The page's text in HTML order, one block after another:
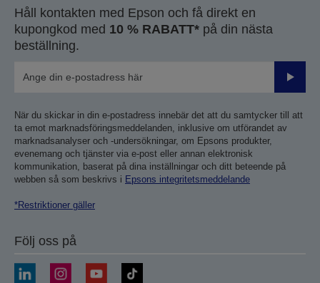
Håll kontakten med Epson och få direkt en
kupongkod med 10 % RABATT* på din nästa
beställning.
Skicka
När du skickar in din e-postadress innebär det att du samtycker till att
ta emot marknadsföringsmeddelanden, inklusive om utförandet av
marknadsanalyser och -undersökningar, om Epsons produkter,
evenemang och tjänster via e-post eller annan elektronisk
kommunikation, baserat på dina inställningar och ditt beteende på
webben så som beskrivs i Epsons integritetsmeddelande
*Restriktioner gäller
Följ oss på